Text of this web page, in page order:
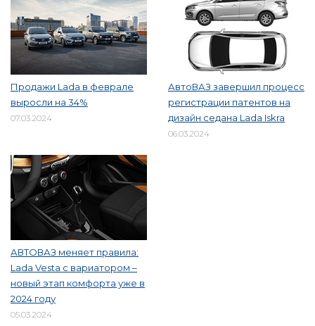
Продажи Lada в феврале
выросли на 34%
07.03.2024
АвтоВАЗ завершил процесс
регистрации патентов на
дизайн седана Lada Iskra
06.03.2024
АВТОВАЗ меняет правила:
Lada Vesta с вариатором –
новый этап комфорта уже в
2024 году
05.03.2024